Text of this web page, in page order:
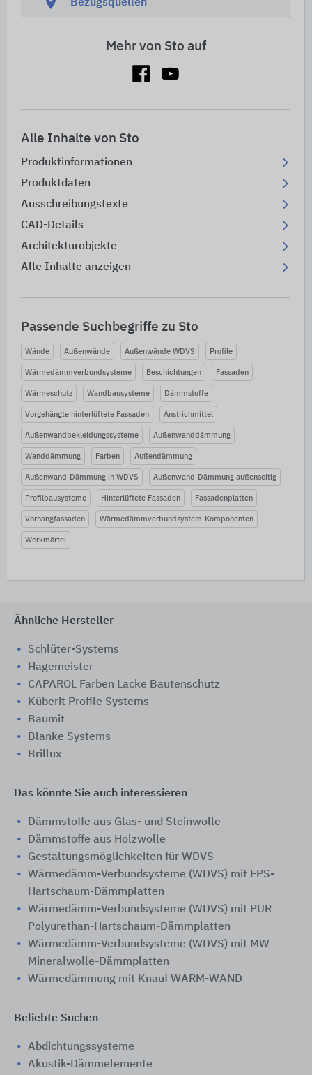
Bezugsquellen
Mehr von Sto auf
Alle Inhalte von Sto
Produktinformationen
Produktdaten
Ausschreibungstexte
CAD-Details
Architekturobjekte
Alle Inhalte anzeigen
Passende Suchbegriffe zu Sto
Wände Außenwände Außenwände WDVS Profile
Wärmedämmverbundsysteme Beschichtungen Fassaden
Wärmeschutz Wandbausysteme Dämmstoffe
Vorgehängte hinterlüftete Fassaden Anstrichmittel
Außenwandbekleidungssysteme Außenwanddämmung
Wanddämmung Farben Außendämmung
Außenwand-Dämmung in WDVS Außenwand-Dämmung außenseitig
Profilbausysteme Hinterlüftete Fassaden Fassadenplatten
Vorhangfassaden Wärmedämmverbundsystem-Komponenten
Werkmörtel
Ähnliche Hersteller
Schlüter-Systems
Hagemeister
CAPAROL Farben Lacke Bautenschutz
Küberit Profile Systems
Baumit
Blanke Systems
Brillux
Das könnte Sie auch interessieren
Dämmstoffe aus Glas- und Steinwolle
Dämmstoffe aus Holzwolle
Gestaltungsmöglichkeiten für WDVS
Wärmedämm-Verbundsysteme (WDVS) mit EPS-
Hartschaum-Dämmplatten
Wärmedämm-Verbundsysteme (WDVS) mit PUR
Polyurethan-Hartschaum-Dämmplatten
Wärmedämm-Verbundsysteme (WDVS) mit MW
Mineralwolle-Dämmplatten
Wärmedämmung mit Knauf WARM-WAND
Beliebte Suchen
Abdichtungssysteme
Akustik-Dämmelemente